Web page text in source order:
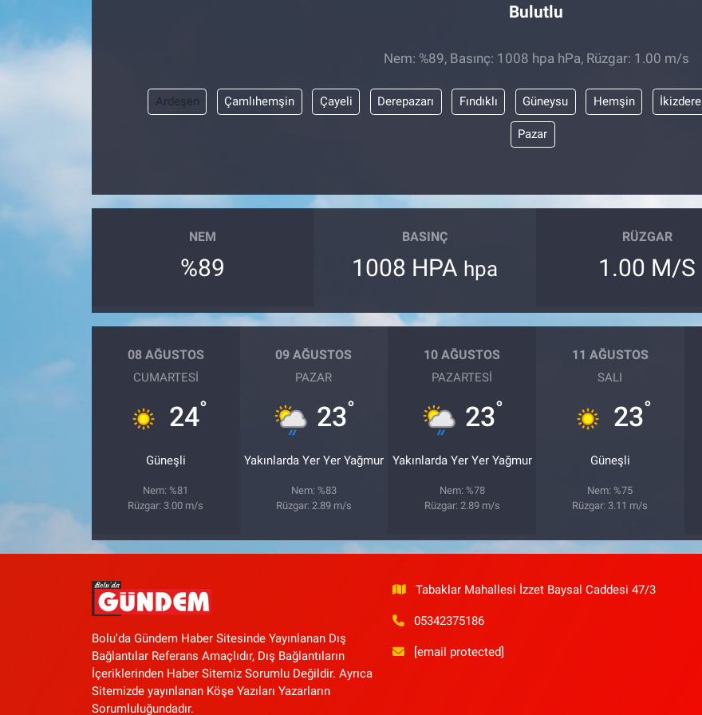
Bulutlu
Nem: %89, Basınç: 1008 hpa hPa, Rüzgar: 1.00 m/s
Ardeşen Çamlıhemşin Çayeli Derepazarı Fındıklı Güneysu Hemşin İkizdere
Pazar
NEM
%89
BASINÇ
1008 HPA hpa
RÜZGAR
1.00 M/S
08 AĞUSTOS
CUMARTESI
24°
Güneşli
Nem: %81
Rüzgar: 3.00 m/s
09 AĞUSTOS
PAZAR
23°
Yakınlarda Yer Yer Yağmur
Nem: %83
Rüzgar: 2.89 m/s
10 AĞUSTOS
PAZARTESI
23°
Yakınlarda Yer Yer Yağmur
Nem: %78
Rüzgar: 2.89 m/s
11 AĞUSTOS
SALI
23°
Güneşli
Nem: %75
Rüzgar: 3.11 m/s
Bolu'da Gündem Haber Sitesinde Yayınlanan Dış
Bağlantılar Referans Amaçlıdır, Dış Bağlantıların
İçeriklerinden Haber Sitemiz Sorumlu Değildir. Ayrıca
Sitemizde yayınlanan Köşe Yazıları Yazarların
Sorumluluğundadır.
Tabaklar Mahallesi İzzet Baysal Caddesi 47/3
05342375186
[email protected]